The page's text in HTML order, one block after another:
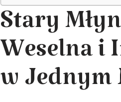
Stary
Weselna i
w Jednym